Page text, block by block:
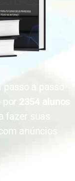
a passo
por 2354 alunos
fazer suas
anúncios